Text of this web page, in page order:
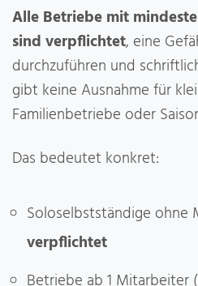
Alle Betriebe mit
sind verpflichtet, eine
durchzuführen und
gibt keine Ausnahme für
Familienbetriebe oder
Das bedeutet konkret:
Soloselbstständige ohne
verpflichtet